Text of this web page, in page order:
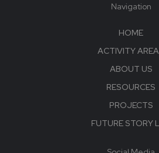
Navigation
HOME
ACTIVITY
ABOUT US
RESOURCES
PROJECTS
FUTURE STORY